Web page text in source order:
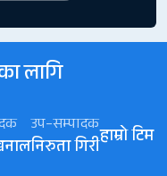
लागि
उप–सम्पादक
निरुता गिरीहाम्रो टिम